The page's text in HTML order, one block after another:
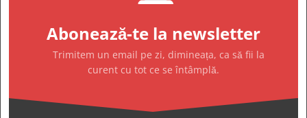
Abonează-te la newsletter
Trimitem un email pe zi, dimineața, ca să fii la
curent cu tot ce se întâmplă.